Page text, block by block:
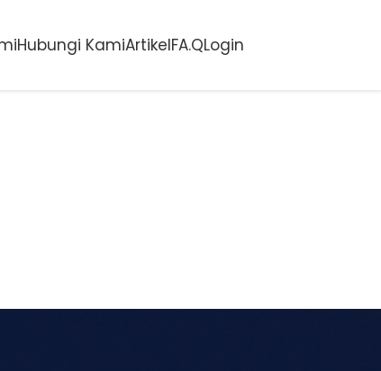
Hubungi KamiArtikelFA.QLogin